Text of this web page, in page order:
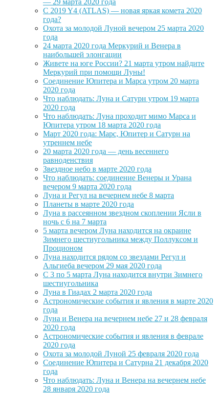
C 2019 Y4 (ATLAS) — новая яркая комета 2020
года?
Охота за молодой Луной вечером 25 марта 2020
года
24 марта 2020 года Меркурий и Венера в
наибольшей элонгации
Живете на юге России? 21 марта утром найдите
Меркурий при помощи Луны!
Соединение Юпитера и Марса утром 20 марта
2020 года
Что наблюдать: Луна и Сатурн утром 19 марта
2020 года
Что наблюдать: Луна проходит мимо Марса и
Юпитера утром 18 марта 2020 года
Март 2020 года: Марс, Юпитер и Сатурн на
утреннем небе
20 марта 2020 года — день весеннего
равноденствия
Звездное небо в марте 2020 года
Что наблюдать: соединение Венеры и Урана
вечером 9 марта 2020 года
Луна и Регул на вечернем небе 8 марта
Планеты в марте 2020 года
Луна в рассеянном звездном скоплении Ясли в
ночь с 6 на 7 марта
5 марта вечером Луна находится на окраине
Зимнего шестиугольника между Поллуксом и
Проционом
Луна находится рядом со звездами Регул и
Альгиеба вечером 29 мая 2020 года
С 3 по 5 марта Луна находится внутри Зимнего
шестиугольника
Луна в Гиадах 2 марта 2020 года
Астрономические события и явления в марте 2020
года
Луна и Венера на вечернем небе 27 и 28 февраля
2020 года
Астрономические события и явления в феврале
2020 года
Охота за молодой Луной 25 февраля 2020 года
Соединение Юпитера и Сатурна 21 декабря 2020
года
Что наблюдать: Луна и Венера на вечернем небе
28 января 2020 года